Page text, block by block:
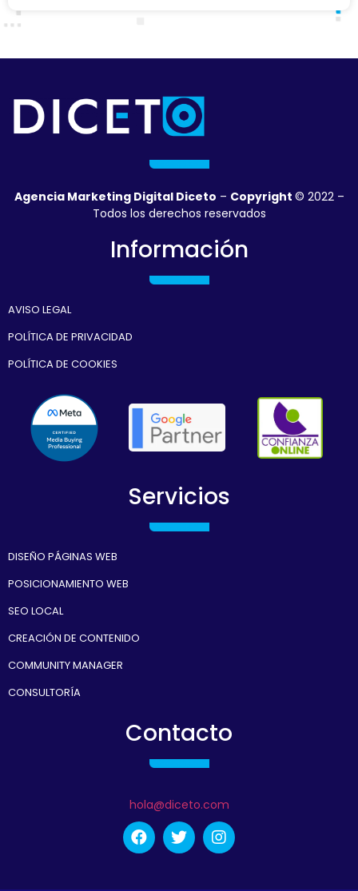
Agencia Marketing Digital Diceto – Copyright © 2022 –
Todos los derechos reservados
Información
AVISO LEGAL
POLÍTICA DE PRIVACIDAD
POLÍTICA DE COOKIES
Servicios
DISEÑO PÁGINAS WEB
POSICIONAMIENTO WEB
SEO LOCAL
CREACIÓN DE CONTENIDO
COMMUNITY MANAGER
CONSULTORÍA
Contacto
hola@diceto.com